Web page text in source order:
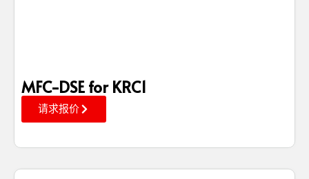
MFC-DSE for KRC1
请求报价